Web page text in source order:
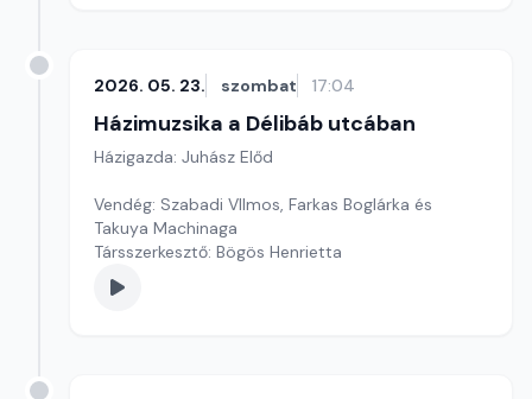
2026. 05. 23. szombat 17:04
Házimuzsika a Délibáb utcában
Házigazda: Juhász Előd
Vendég: Szabadi VIlmos, Farkas Boglárka és
Takuya Machinaga
Társszerkesztő: Bögös Henrietta